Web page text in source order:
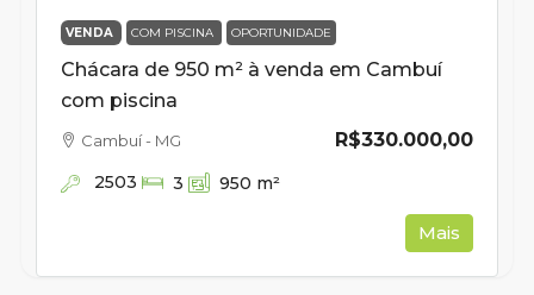
VENDA COM PISCINA OPORTUNIDADE
Chácara de 950 m² à venda em Cambuí
com piscina
R$330.000,00
Cambuí - MG
2503 3 950 m²
Mais